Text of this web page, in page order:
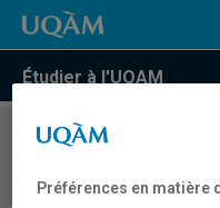
Étudier à l'UQAM
COURS//
Préférences en matière